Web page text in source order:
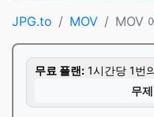
JPG.to MOV MOV
무료 플랜: 1시간당 1번
무